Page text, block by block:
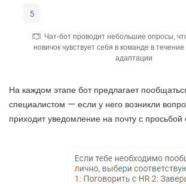
Чат-бот проводит небольшие опросы,
новичок чувствует себя в команде в
адаптации
На каждом этапе бот предлагает
специалистом — если у него возникли
приходит уведомление на почту с просьбой